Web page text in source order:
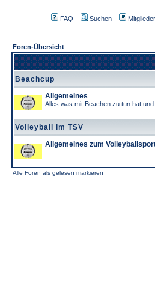
FAQ Suchen
Foren-Übersicht
Beachcup
Allgemeines
Alles was mit Beachen zu tun hat
Volleyball im TSV
Allgemeines zum
Alle Foren als gelesen markieren